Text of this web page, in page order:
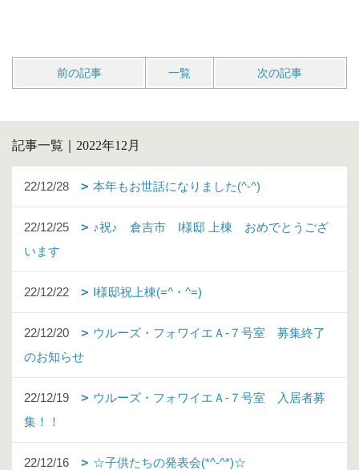
前の記事 一覧 次の記事
記事一覧｜2022年12月
22/12/28 本年もお世話になりました(^-^)
22/12/25
♪祝♪ 倉吉市 I様邸 上棟 おめでとうござ
います
22/12/22 I様邸祝上棟(=^・^=)
22/12/20
ウルーズ・フォワイエＡ-７号室 募集終了
のお知らせ
22/12/19
ウルーズ・フォワイエＡ-７号室 入居者募
集！！
22/12/16 ☆子供たちの発表会(*^-^*)☆